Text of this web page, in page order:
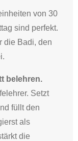
von 30
sind perfekt.
die Badi, den
.
belehren.
. Setzt
füllt den
als
die